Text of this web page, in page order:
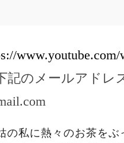
記のメールアド
の私に熱々のお茶を